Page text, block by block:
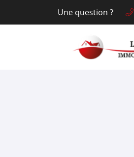
Une question ?
4 Place des Halles